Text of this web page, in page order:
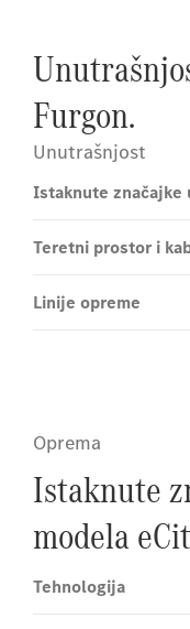
Furgon.
Unutrašnjost
Istaknute
Teretni prostor i
Linije opreme
Oprema
Istaknute
modela
Tehnologija